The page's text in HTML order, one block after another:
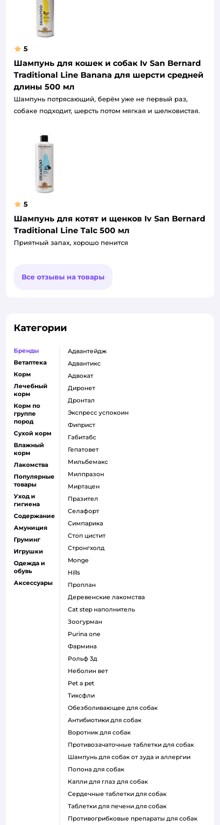
5
Шампунь для кошек и собак Iv San Bernard
Traditional Line Banana для шерсти средней
длины 500 мл
Шампунь потрясающий, берём уже не первый раз,
собаке подходит, шерсть потом мягкая и шелковистая.
5
Шампунь для котят и щенков Iv San Bernard
Traditional Line Talc 500 мл
Приятный запах, хорошо пенится
Все отзывы на товары
Категории
Бренды
Ветаптека
Корм
Лечебный
корм
Корм по
группе
пород
Сухой корм
Влажный
корм
Лакомства
Популярные
товары
Уход и
гигиена
Содержание
Амуниция
Груминг
Игрушки
Одежда и
обувь
Аксессуары
адвантейдж
адвантикс
адвокат
диронет
дронтал
экспресс успокоин
фиприст
габитабс
гепатовет
мильбемакс
милпразон
миртацен
празител
селафорт
симпарика
стоп цистит
стронгхолд
monge
hills
проплан
деревенские лакомства
cat step наполнитель
зоогурман
purina one
фармина
рольф 3д
неболин вет
pet a pet
тиксфли
обезболивающее для собак
антибиотики для собак
воротник для собак
противозачаточные таблетки для собак
шампунь для собак от зуда и аллергии
попона для собак
капли для глаз для собак
сердечные таблетки для собак
таблетки для печени для собак
противогрибковые препараты для собак